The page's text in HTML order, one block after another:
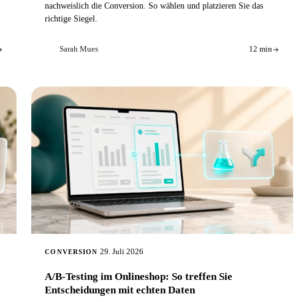
nachweislich die Conversion. So wählen und platzieren Sie das
richtige Siegel.
Sarah Mues 12 min
CONVERSION 29. Juli 2026
A/B-Testing im Onlineshop: So treffen Sie
Entscheidungen mit echten Daten